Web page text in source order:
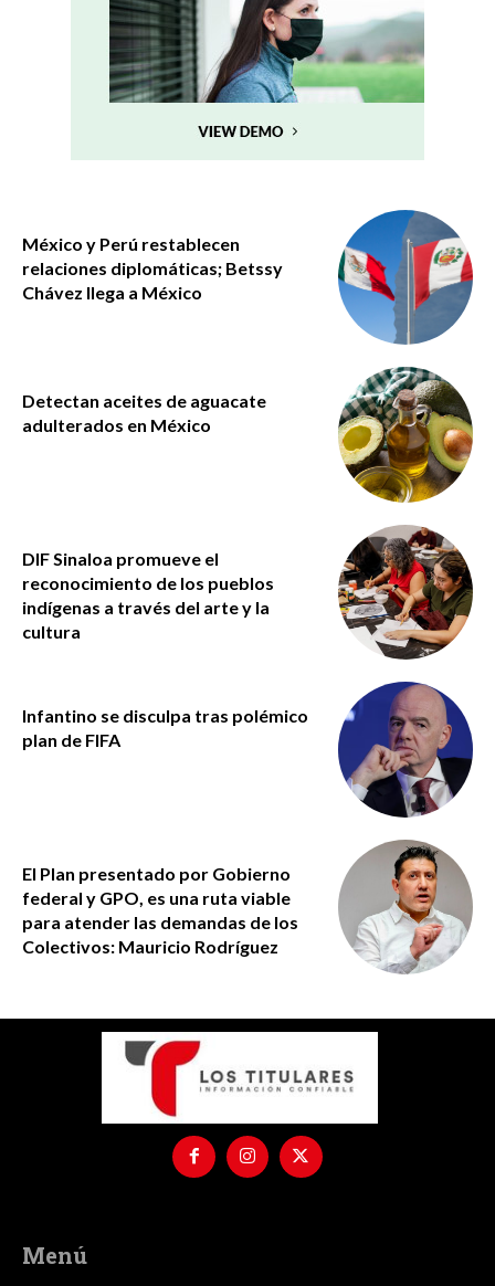
México y Perú restablecen
relaciones diplomáticas; Betssy
Chávez llega a México
Detectan aceites de aguacate
adulterados en México
DIF Sinaloa promueve el
reconocimiento de los pueblos
indígenas a través del arte y la
cultura
Infantino se disculpa tras polémico
plan de FIFA
El Plan presentado por Gobierno
federal y GPO, es una ruta viable
para atender las demandas de los
Colectivos: Mauricio Rodríguez
Menú